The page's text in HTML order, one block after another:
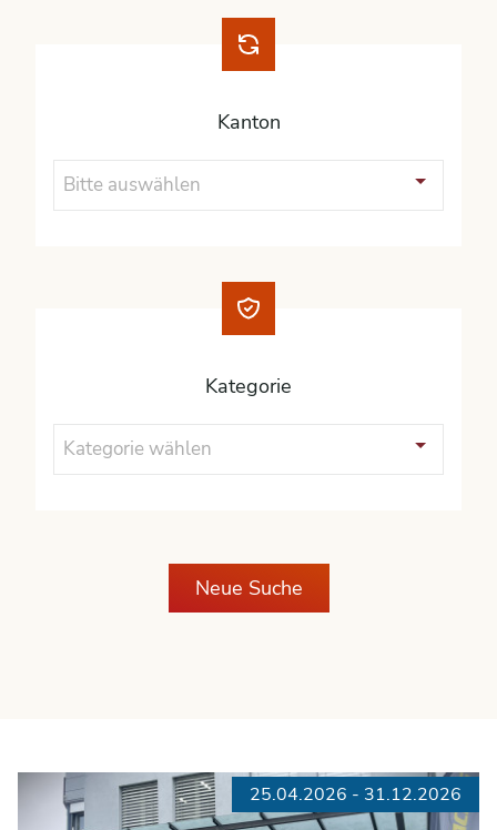
Kanton
Bitte auswählen
Kategorie
Kategorie wählen
Neue Suche
25.04.2026 - 31.12.2026